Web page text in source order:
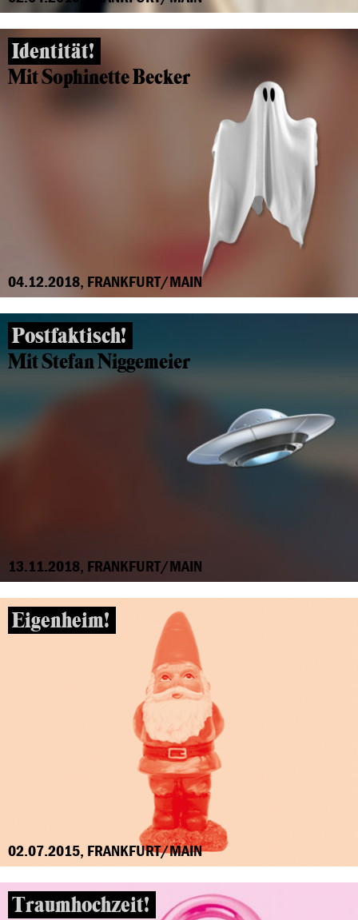
Identität!
Mit Sophinette Becker
04.12.2018, FRANKFURT/MAIN
Postfaktisch!
Mit Stefan Niggemeier
13.11.2018, FRANKFURT/MAIN
Eigenheim!
02.07.2015, FRANKFURT/MAIN
Traumhochzeit!